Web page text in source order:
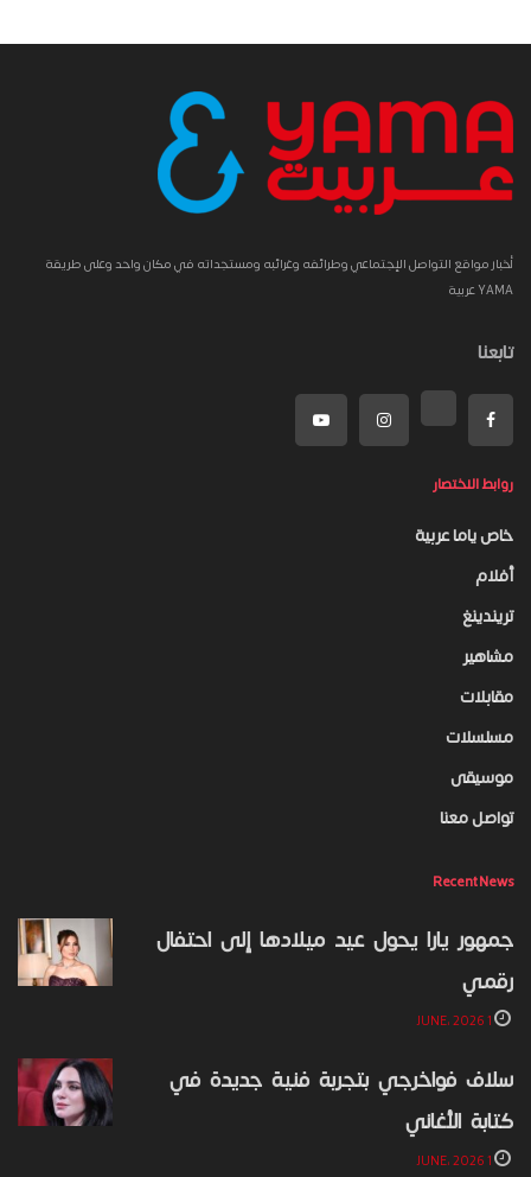
أخبار مواقع التواصل الإجتماعي وطرائفه وغرائبه ومستجداته في مكان واحد وعلى طريقة
YAMA عربية
تابعنا
روابط الاختصار
خاص ياما عربية
أفلام
تريندينغ
مشاهير
مقابلات
مسلسلات
موسيقى
تواصل معنا
Recent News
جمهور يارا يحول عيد ميلادها إلى احتفال
رقمي
سلاف فواخرجي بتجربة فنية جديدة في
كتابة الأغاني